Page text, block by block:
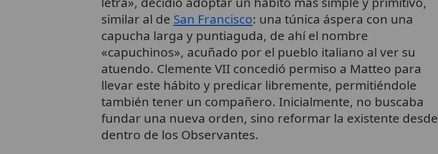
similar al de San Francisco: una túnica áspera con una
capucha larga y puntiaguda, de ahí el nombre
«capuchinos», acuñado por el pueblo italiano al ver su
atuendo. Clemente VII concedió permiso a Matteo para
llevar este hábito y predicar libremente, permitiéndole
también tener un compañero. Inicialmente, no buscaba
fundar una nueva orden, sino reformar la existente desde
dentro de los Observantes.